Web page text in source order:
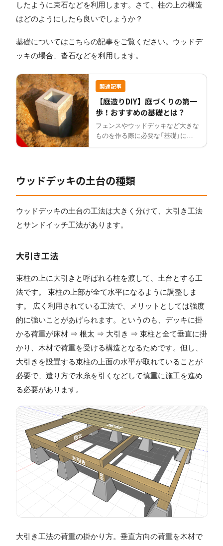
したように束石などを利用します。さて、柱の上の構造
はどのようにしたら良いでしょうか？
基礎についてはこちらの記事をご覧ください。ウッドデ
ッキの場合、沓石などを利用します。
関連記事
【庭造りDIY】庭づくりの第一
歩！おすすめの基礎とは？
フェンスやウッドデッキなど大きな
ものを作る際に必要な「基礎」につ
いて解説。DIYで比較的簡単にでき
種類と作り方を紹介します。
ウッドデッキの土台の種類
ウッドデッキの土台の工法は大きく分けて、大引き工法
とサンドイッチ工法があります。
大引き工法
束柱の上に大引きと呼ばれる柱を渡して、土台とする工
法です。 束柱の上部が全て水平になるように調整しま
す。 広く利用されている工法で、メリットとしては強度
的に強いことがあげられます。というのも、デッキに掛
かる荷重が床材 ⇒ 根太 ⇒ 大引き ⇒ 束柱と全て垂直に掛
かり、木材で荷重を受ける構造となるためです。但し、
大引きを設置する束柱の上面の水平が取れていることが
必要で、遣り方で水糸を引くなどして慎重に施工を進め
る必要があります。
大引き工法の荷重の掛かり方。垂直方向の荷重を木材で